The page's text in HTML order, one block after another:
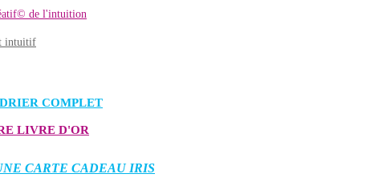
de l'intuition
intuitif
COMPLET
LIVRE D'OR
CARTE CADEAU IRIS